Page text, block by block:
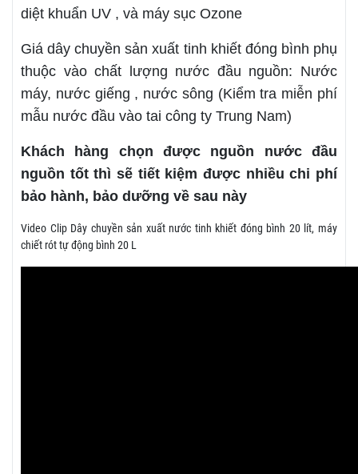
diệt khuẩn UV , và máy sục Ozone
Giá dây chuyền sản xuất tinh khiết đóng bình phụ
thuộc vào chất lượng nước đầu nguồn: Nước
máy, nước giếng , nước sông (Kiểm tra miễn phí
mẫu nước đầu vào tai công ty Trung Nam)
Khách hàng chọn được nguồn nước đầu
nguồn tốt thì sẽ tiết kiệm được nhiều chi phí
bảo hành, bảo dưỡng về sau này
Video Clip Dây chuyền sản xuất nước tinh khiết đóng bình 20 lít, máy
chiết rót tự động bình 20 L